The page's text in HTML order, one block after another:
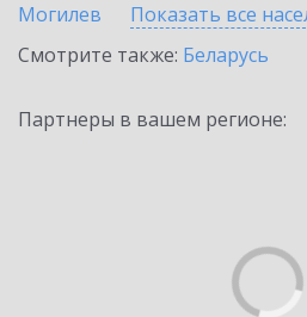
Могилев
Показать все
Смотрите также: Беларусь
Партнеры в вашем регионе: